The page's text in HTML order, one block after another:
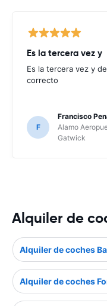
Es la tercera vez y
Es la tercera vez y
correcto
F
Francisco
Alamo
Gatwick
Alquiler de
Alquiler de coches
Alquiler de coches